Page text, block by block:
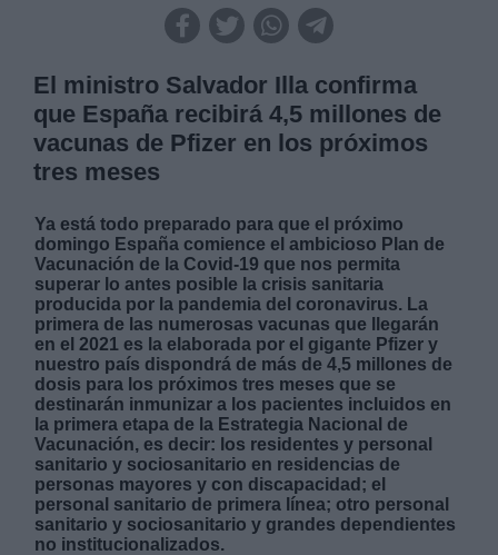
El ministro Salvador Illa confirma
que España recibirá 4,5 millones de
vacunas de Pfizer en los próximos
tres meses
Ya está todo preparado para que el próximo
domingo España comience el ambicioso Plan de
Vacunación de la Covid-19 que nos permita
superar lo antes posible la crisis sanitaria
producida por la pandemia del coronavirus. La
primera de las numerosas vacunas que llegarán
en el 2021 es la elaborada por el gigante Pfizer y
nuestro país dispondrá de más de 4,5 millones de
dosis para los próximos tres meses que se
destinarán inmunizar a los pacientes incluidos en
la primera etapa de la Estrategia Nacional de
Vacunación, es decir: los residentes y personal
sanitario y sociosanitario en residencias de
personas mayores y con discapacidad; el
personal sanitario de primera línea; otro personal
sanitario y sociosanitario y grandes dependientes
no institucionalizados.
Legitimación:
Derechos:
link
Información adicional
link